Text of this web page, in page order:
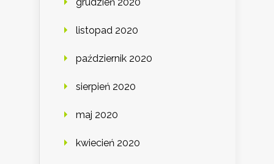
grudzień 2020
listopad 2020
październik 2020
sierpień 2020
maj 2020
kwiecień 2020